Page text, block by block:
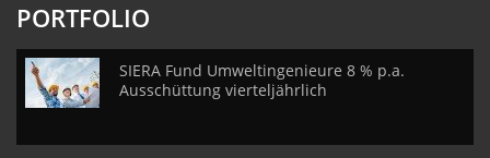
PORTFOLIO
SIERA Fund Umweltingenieure 8 % p.a.
Ausschüttung vierteljährlich